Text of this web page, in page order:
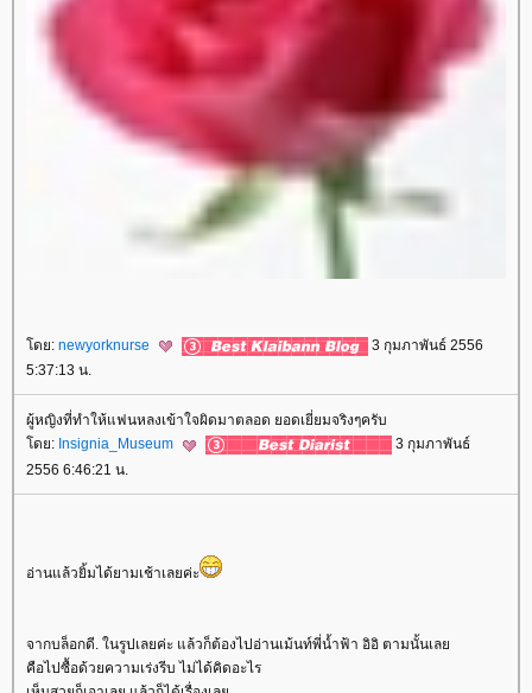
ดย: newyorknurse
3 กุมภาพันธ์ 2556
5:37:13 น.
ผู้หญิงที่ทำให้แฟนหลงเข้าใจผิดมาตลอด ยอดเยี่ยมจริงๆครับ
ดย: Insignia_Museum
3 กุมภาพันธ์
2556 6:46:21 น.
อ่านแล้วยิ้มได้ยามเช้าเลยค่ะ
จากบล็อกดี. ในรูปเลยค่ะ แล้วก็ต้องไปอ่านเม้นท์พี่น้ำฟ้า อิอิ ตามนั้นเล
คือไปซื้อด้วยความเร่งรีบ ไม่ได้คิดอะไร